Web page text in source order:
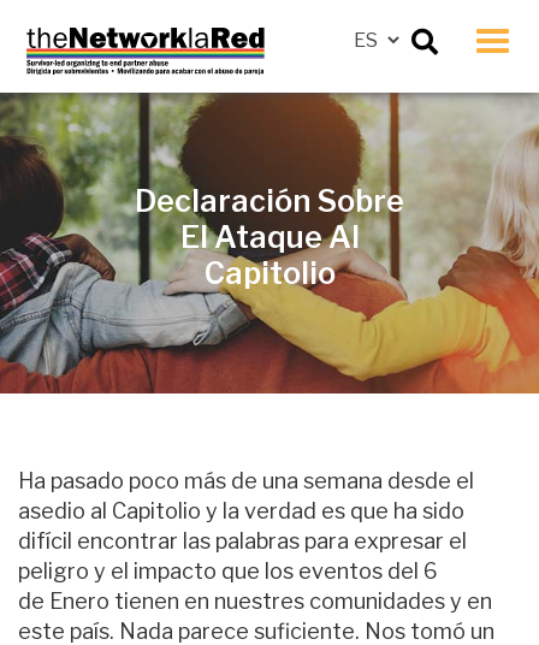
Declaración Sobre
El Ataque Al
Capitolio
Ha pasado poco más de una semana desde el
asedio al Capitolio y la verdad es que ha sido
difícil encontrar las palabras para expresar el
peligro y el impacto que los eventos del 6
de Enero tienen en nuestres comunidades y en
este país. Nada parece suficiente. Nos tomó un